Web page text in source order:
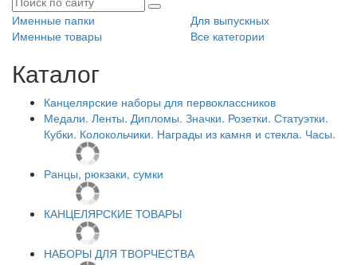
Именные папки
Для выпускных
Именные товары
Все категории
Каталог
Канцелярские наборы для первоклассников
Медали. Ленты. Дипломы. Значки. Розетки. Статуэтки.
Кубки. Колокольчики. Награды из камня и стекла. Часы.
Ранцы, рюкзаки, сумки
КАНЦЕЛЯРСКИЕ ТОВАРЫ
НАБОРЫ ДЛЯ ТВОРЧЕСТВА